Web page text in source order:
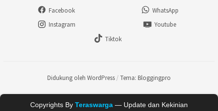
Facebook
WhatsApp
Instagram
Youtube
Tiktok
Didukung oleh WordPress / Tema: Bloggingpro
Copyrights By Teraswarga — Update dan Kekinian